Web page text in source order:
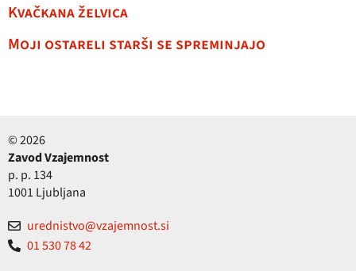
Kvačkana želvica
Moji ostareli starši se spreminjajo
© 2026
Zavod Vzajemnost
p. p. 134
1001 Ljubljana
urednistvo@vzajemnost.si
01 530 78 42